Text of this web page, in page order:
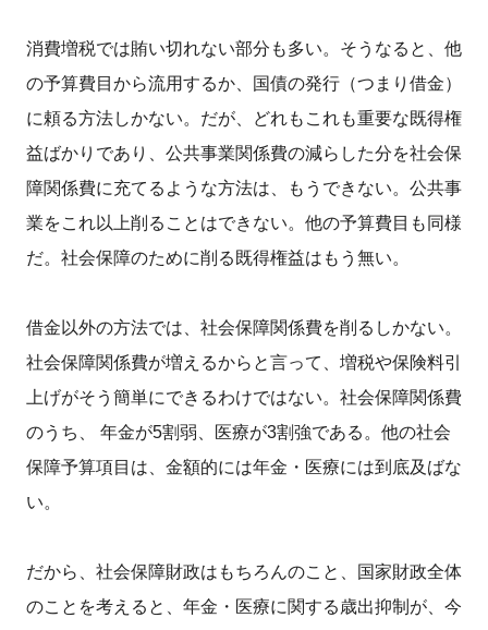
消費増税では賄い切れない部分も多い。そうなると、他
の予算費目から流用するか、国債の発行（つまり借金）
に頼る方法しかない。だが、どれもこれも重要な既得権
益ばかりであり、公共事業関係費の減らした分を社会保
障関係費に充てるような方法は、もうできない。公共事
業をこれ以上削ることはできない。他の予算費目も同様
だ。社会保障のために削る既得権益はもう無い。
借金以外の方法では、社会保障関係費を削るしかない。
社会保障関係費が増えるからと言って、増税や保険料引
上げがそう簡単にできるわけではない。社会保障関係費
のうち、 年金が5割弱、医療が3割強である。他の社会
保障予算項目は、金額的には年金・医療には到底及ばな
い。
だから、社会保障財政はもちろんのこと、国家財政全体
のことを考えると、年金・医療に関する歳出抑制が、今